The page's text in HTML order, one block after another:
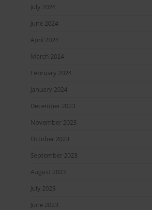
July 2024
June 2024
April 2024
March 2024
February 2024
January 2024
December 2023
November 2023
October 2023
September 2023
August 2023
July 2023
June 2023